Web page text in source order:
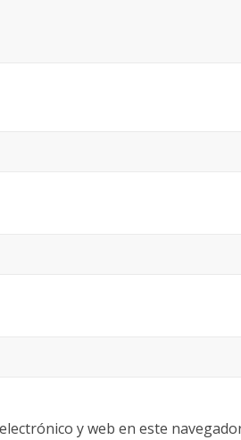
y web en este